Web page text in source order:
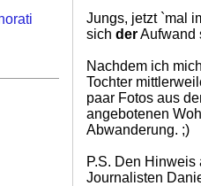
Jungs, jetzt `mal
sich derAufwand
Nachdem ich
Tochter
paar Fotos aus
angebotenen
Abwanderung. ;)
P.S. Den
Journalisten